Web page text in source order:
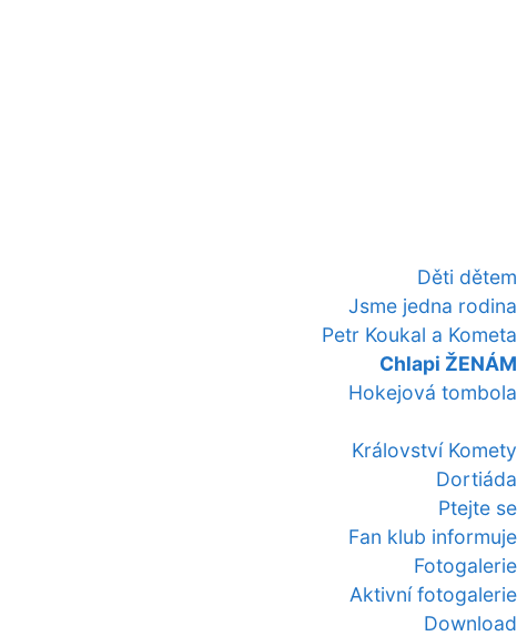
Děti dětem
Jsme jedna rodina
Petr Koukal a Kometa
Chlapi ŽENÁM
Hokejová tombola
Království Komety
Dortiáda
Ptejte se
Fan klub informuje
Fotogalerie
Aktivní fotogalerie
Download